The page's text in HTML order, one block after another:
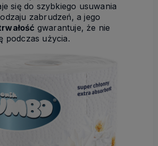
się do szybkiego usuwania
zabrudzeń, a jego
gwarantuje, że nie
podczas użycia.